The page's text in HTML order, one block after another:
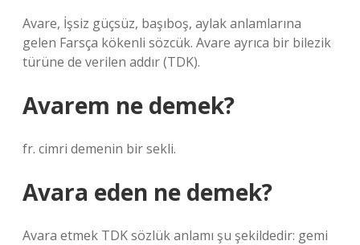
Avare, İşsiz güçsüz, başıboş, aylak anlamlarına
gelen Farsça kökenli sözcük. Avare ayrıca bir bilezik
türüne de verilen addır (TDK).
Avarem ne demek?
fr. cimri demenin bir sekli.
Avara eden ne demek?
Avara etmek TDK sözlük anlamı şu şekildedir: gemi